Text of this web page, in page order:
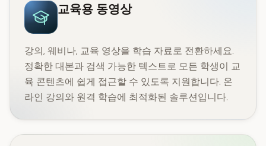
교육용 동영상
강의, 웨비나, 교육 영상을 학습 자료로 전환하세요.
정확한 대본과 검색 가능한 텍스트로 모든 학생이 교
육 콘텐츠에 쉽게 접근할 수 있도록 지원합니다. 온
라인 강의와 원격 학습에 최적화된 솔루션입니다.